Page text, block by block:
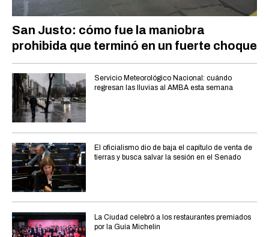
San Justo: cómo fue la maniobra
prohibida que terminó en un fuerte choque
Servicio Meteorológico Nacional: cuándo
regresan las lluvias al AMBA esta semana
El oficialismo dio de baja el capítulo de venta de
tierras y busca salvar la sesión en el Senado
La Ciudad celebró a los restaurantes premiados
por la Guía Michelin